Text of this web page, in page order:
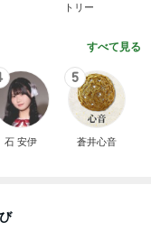
トリー
すべて見る
石 安伊
5
蒼井心音